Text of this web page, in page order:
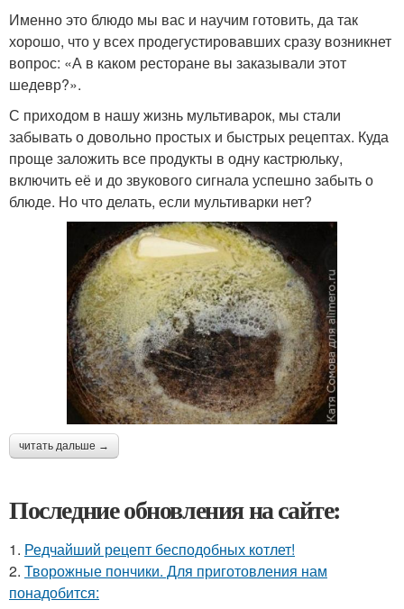
Именно это блюдо мы вас и научим готовить, да так
хорошо, что у всех продегустировавших сразу возникнет
вопрос: «А в каком ресторане вы заказывали этот
шедевр?».
С приходом в нашу жизнь мультиварок, мы стали
забывать о довольно простых и быстрых рецептах. Куда
проще заложить все продукты в одну кастрюльку,
включить её и до звукового сигнала успешно забыть о
блюде. Но что делать, если мультиварки нет?
читать дальше →
Последние обновления на сайте:
1. Редчайший рецепт бесподобных котлет!
2. Творожные пончики. Для приготовления нам
понадобится: